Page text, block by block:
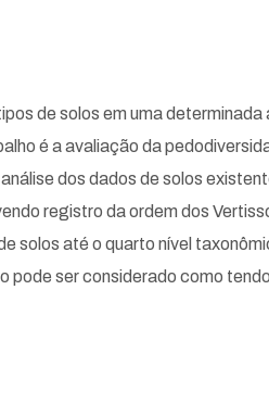
de solos em uma
é a avaliação da
dos dados de solos
registro da ordem dos
solos até o quarto nível
ser considerado como